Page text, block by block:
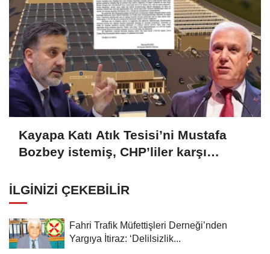
Kayapa Katı Atık Tesisi’ni Mustafa
Bozbey istemiş, CHP’liler karşı
İLGINIZI ÇEKEBILIR
Fahri Trafik Müfettişleri Derneği’nden
Yargıya İtiraz: ‘Delilsizlik...